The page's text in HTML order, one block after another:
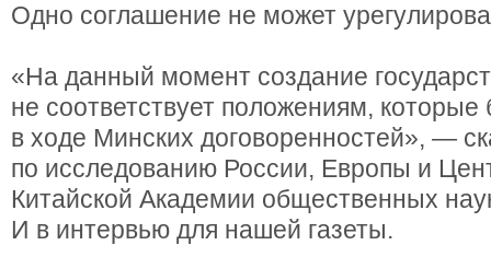
Одно соглашение не может
«На данный момент создание
не соответствует положениям,
в ходе Минских договоренностей», —
по исследованию России, Европы и
Китайской Академии общественных
И в интервью для нашей газеты.